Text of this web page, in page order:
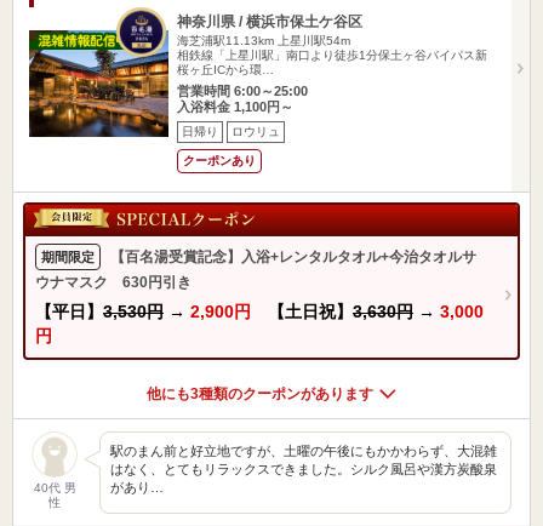
神奈川県 / 横浜市保土ケ谷区
海芝浦駅11.13km
上星川駅54m
相鉄線「上星川駅」南口より徒歩1分保土ヶ谷バイパス新
桜ヶ丘ICから環…
営業時間 6:00～25:00
入浴料金 1,100円～
日帰り ロウリュ
クーポンあり
期間限定
【百名湯受賞記念】入浴+レンタルタオル+今治タオルサ
ウナマスク 630円引き
【平日】 3,530円 → 2,900円 【土日祝】 3,630円 → 3,000
円
他にも3種類のクーポンがあります
40代 男
性
駅のまん前と好立地ですが、土曜の午後にもかかわらず、大混雑
はなく、とてもリラックスできました。シルク風呂や漢方炭酸泉
があり…